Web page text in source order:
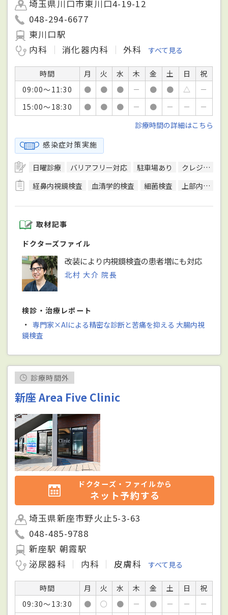
埼玉県川口市東川口4-19-12
048-294-6677
東川口駅
内科
消化器内科 外科 すべて見る
時間 月 火 水 木 金 土 日
祝
09:00～11:30
● ● ● － ● ● △
－
15:00～18:30
● ● ● － ● － －
－
診療時間の詳細はこちら
感染症対策実施
日曜診療 バリアフリー対応 駐車場あり
クレジットカード対応
経鼻内視鏡検査
血清学的検査 細菌検査 上部内視鏡検査
取材記事
ドクターズファイル
改装により内視鏡検査の患者増にも対応
北村 大介 院長
検診・治療レポート
・ 専門家×AIによる精密な診断と苦痛を抑える 大腸内視
鏡検査
診療時間外
新座 Area Five Clinic
ドクターズ・ファイルから
ネット予約する
埼玉県新座市野火止5-3-63
048-485-9788
新座駅 朝霞駅
泌尿器科
内科 皮膚科 すべて見る
時間 月 火 水 木 金 土 日
祝
09:30～13:30
● ○ ● － ● － －
－